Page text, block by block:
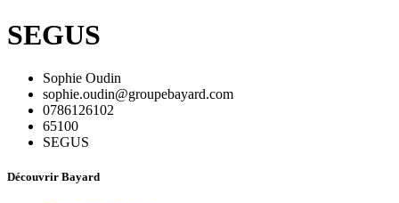
SEGUS
Sophie Oudin
sophie.oudin@groupebayard.com
0786126102
65100
SEGUS
Découvrir Bayard